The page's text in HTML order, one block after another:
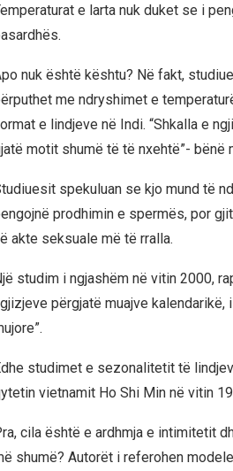
e larta nuk duket se i
nuk është kështu? Në fakt,
me ndryshimet e
e lindjeve në Indi. “Shkalla e
motit shumë të të nxehtë”- bënë
spekuluan se kjo mund të
prodhimin e spermës, por
akte seksuale më të rralla.
studim i ngjashëm në vitin 2000,
përgjatë muajve
studimet e sezonalitetit të
vietnamit Ho Shi Min në vitin
cila është e ardhmja e intimitetit
shumë? Autorët i referohen